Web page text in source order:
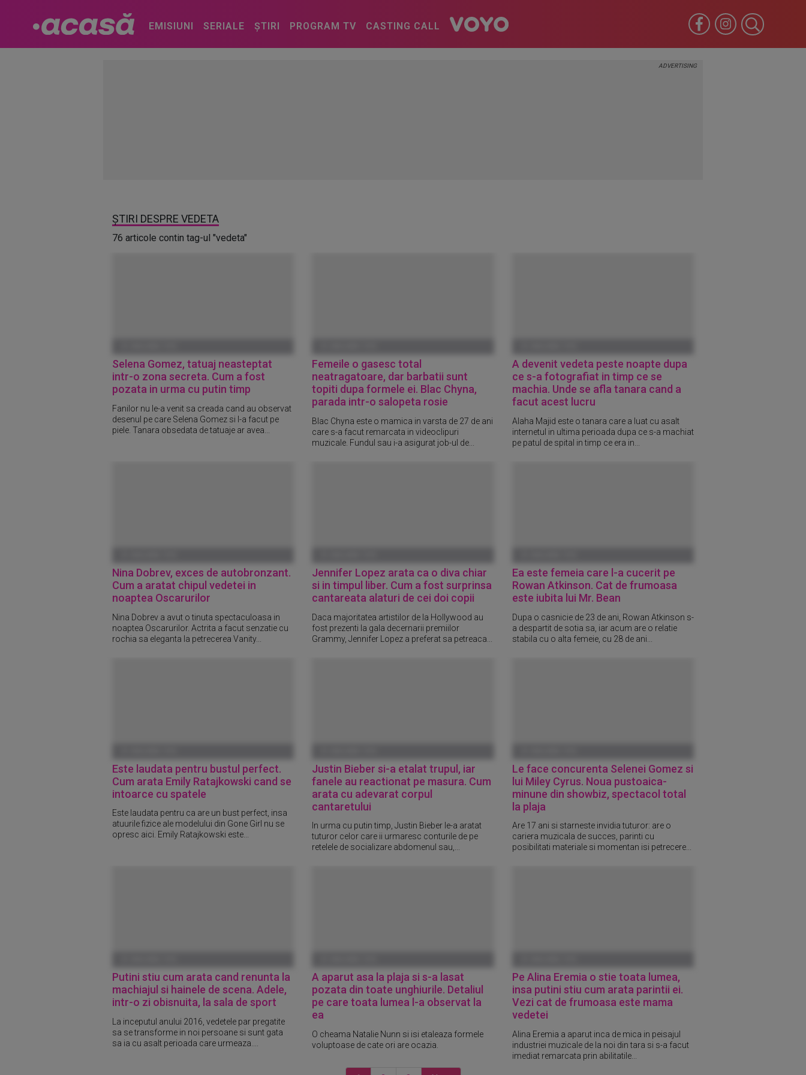
EMISIUNI SERIALE ȘTIRI PROGRAM TV CASTING CALL
ȘTIRI DESPRE VEDETA
76 articole contin tag-ul "vedeta"
Selena Gomez, tatuaj neasteptat
intr-o zona secreta. Cum a fost
pozata in urma cu putin timp
Fanilor nu le-a venit sa creada cand au observat
desenul pe care Selena Gomez si l-a facut pe
piele. Tanara obsedata de tatuaje ar avea...
Femeile o gasesc total
neatragatoare, dar barbatii sunt
topiti dupa formele ei. Blac Chyna,
parada intr-o salopeta rosie
Blac Chyna este o mamica in varsta de 27 de ani
care s-a facut remarcata in videoclipuri
muzicale. Fundul sau i-a asigurat job-ul de...
A devenit vedeta peste noapte dupa
ce s-a fotografiat in timp ce se
machia. Unde se afla tanara cand a
facut acest lucru
Alaha Majid este o tanara care a luat cu asalt
internetul in ultima perioada dupa ce s-a machiat
pe patul de spital in timp ce era in...
Nina Dobrev, exces de autobronzant.
Cum a aratat chipul vedetei in
noaptea Oscarurilor
Nina Dobrev a avut o tinuta spectaculoasa in
noaptea Oscarurilor. Actrita a facut senzatie cu
rochia sa eleganta la petrecerea Vanity...
Jennifer Lopez arata ca o diva chiar
si in timpul liber. Cum a fost surprinsa
cantareata alaturi de cei doi copii
Daca majoritatea artistilor de la Hollywood au
fost prezenti la gala decernarii premiilor
Grammy, Jennifer Lopez a preferat sa petreaca...
Ea este femeia care l-a cucerit pe
Rowan Atkinson. Cat de frumoasa
este iubita lui Mr. Bean
Dupa o casnicie de 23 de ani, Rowan Atkinson s-
a despartit de sotia sa, iar acum are o relatie
stabila cu o alta femeie, cu 28 de ani...
Este laudata pentru bustul perfect.
Cum arata Emily Ratajkowski cand se
intoarce cu spatele
Este laudata pentru ca are un bust perfect, insa
atuurile fizice ale modelului din Gone Girl nu se
opresc aici. Emily Ratajkowski este...
Justin Bieber si-a etalat trupul, iar
fanele au reactionat pe masura. Cum
arata cu adevarat corpul
cantaretului
In urma cu putin timp, Justin Bieber le-a aratat
tuturor celor care ii urmaresc conturile de pe
retelele de socializare abdomenul sau,...
Le face concurenta Selenei Gomez si
lui Miley Cyrus. Noua pustoaica-
minune din showbiz, spectacol total
la plaja
Are 17 ani si starneste invidia tuturor: are o
cariera muzicala de succes, parinti cu
posibilitati materiale si momentan isi petrecere...
Putini stiu cum arata cand renunta la
machiajul si hainele de scena. Adele,
intr-o zi obisnuita, la sala de sport
La inceputul anului 2016, vedetele par pregatite
sa se transforme in noi persoane si sunt gata
sa ia cu asalt perioada care urmeaza....
A aparut asa la plaja si s-a lasat
pozata din toate unghiurile. Detaliul
pe care toata lumea l-a observat la
ea
O cheama Natalie Nunn si isi etaleaza formele
voluptoase de cate ori are ocazia.
Pe Alina Eremia o stie toata lumea,
insa putini stiu cum arata parintii ei.
Vezi cat de frumoasa este mama
vedetei
Alina Eremia a aparut inca de mica in peisajul
industriei muzicale de la noi din tara si s-a facut
imediat remarcata prin abilitatile...